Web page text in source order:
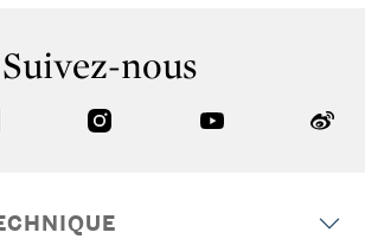
Suivez-nous